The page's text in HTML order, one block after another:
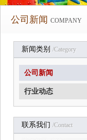
公司新闻 COMPANY
新闻类别 /category
公司新闻
行业动态
联系我们 /contact